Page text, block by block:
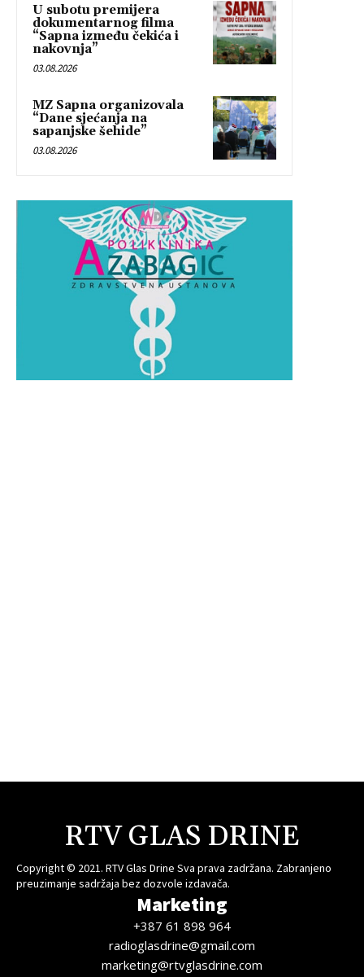
U subotu premijera
dokumentarnog filma
“Sapna između čekića i
nakovnja”
03.08.2026
MZ Sapna organizovala
“Dane sjećanja na
sapanjske šehide”
03.08.2026
RTV GLAS DRINE
Copyright © 2021. RTV Glas Drine Sva prava zadržana. Zabranjeno
preuzimanje sadržaja bez dozvole izdavača.
Marketing
+387 61 898 964
radioglasdrine@gmail.com
marketing@rtvglasdrine.com